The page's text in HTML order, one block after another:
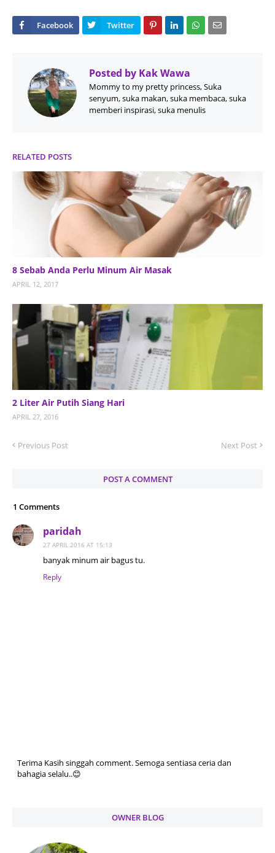
Posted by Kak Wawa
Mommy to my pretty princess, Suka
senyum, suka makan, suka membaca, suka
memberi inspirasi, suka menulis
RELATED POSTS
8 Sebab Anda Perlu Minum Air Masak
APRIL 12, 2017
2 Liter Air Putih Siang Hari
APRIL 27, 2016
Previous Post Next Post
POST A COMMENT
1 Comments
paridah
27 APRIL 2016 AT 15:13
banyak minum air bagus tu.
Reply
Terima Kasih singgah comment. Semoga sentiasa ceria dan
bahagia selalu..😊
OWNER BLOG